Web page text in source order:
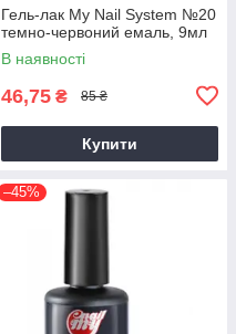
Гель-лак My Nail System №20
темно-червоний емаль, 9мл
В наявності
46,75 ₴ 85 ₴
Купити
–45%